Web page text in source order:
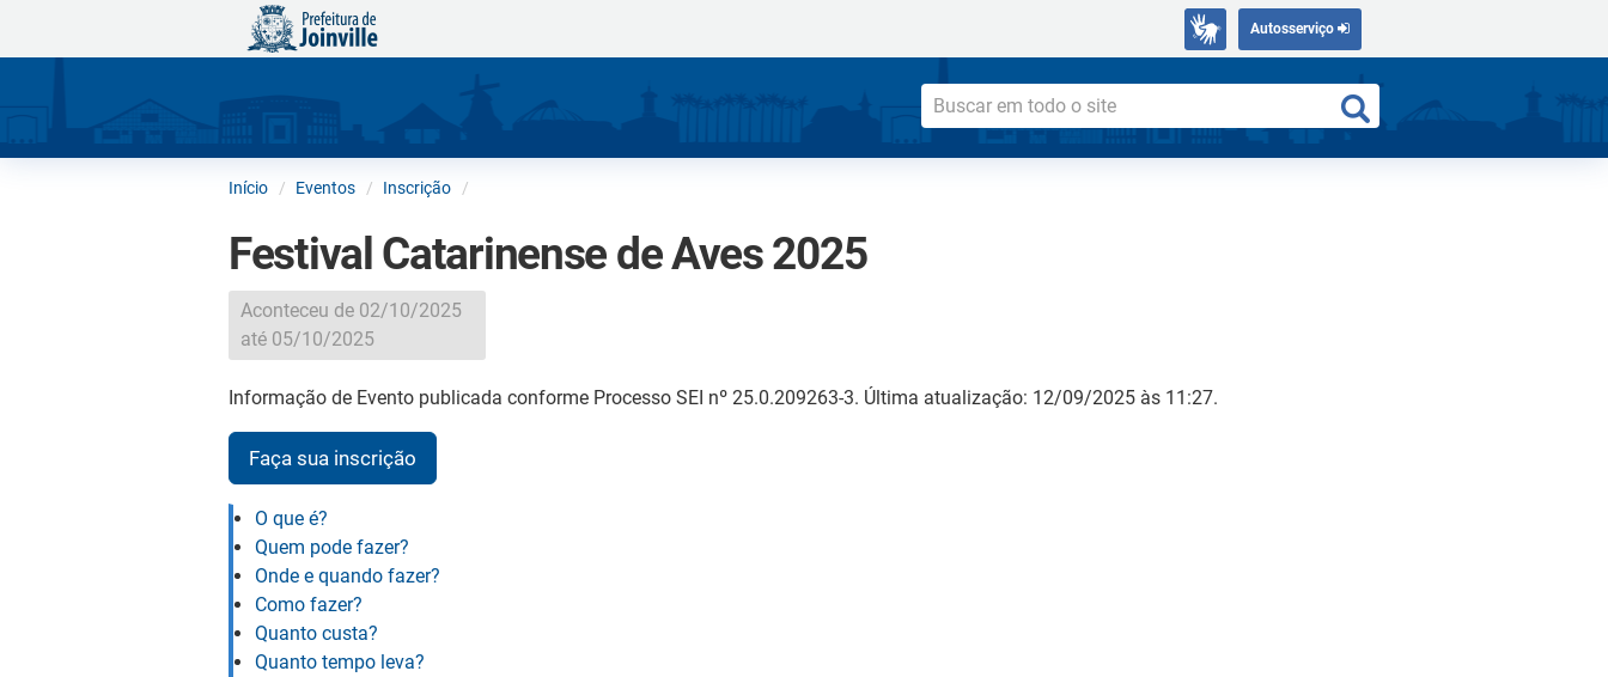
Autosserviço
Início Eventos Inscrição
Festival Catarinense de Aves 2025
Aconteceu de 02/10/2025
até 05/10/2025
Informação de Evento publicada conforme Processo SEI nº 25.0.209263-3. Última atualização: 12/09/2025 às 11:27.
Faça sua inscrição
O que é?
Quem pode fazer?
Onde e quando fazer?
Como fazer?
Quanto custa?
Quanto tempo leva?